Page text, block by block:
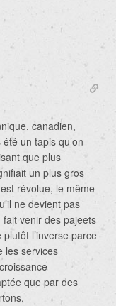
canadien,
un tapis qu’on
que plus
un plus gros
révolue, le même
ne devient pas
venir des pajeets
l’inverse parce
les services
que par des